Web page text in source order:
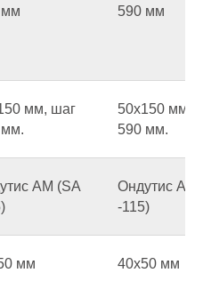
мм
590 мм
мм, шаг
мм.
50х150 мм,
590 мм.
AM (SA
Ондутис AM
-115)
мм 40х50 мм